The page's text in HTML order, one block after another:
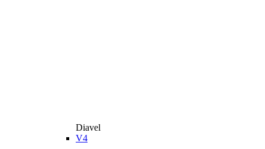
Diavel
V4